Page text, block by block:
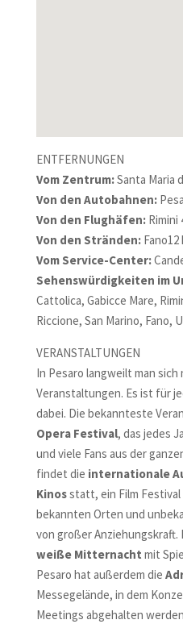
ENTFERNUNGEN
Vom Zentrum:Santa Maria
Von den Autobahnen:
Von den Flughäfen:Rimini
Von den Stränden: Fano12
Vom Service-Center:
Sehenswürdigkeiten im
Cattolica, Gabicce Mare,
Riccione, San Marino, Fano,
VERANSTALTUNGEN
In Pesaro langweilt man sich
Veranstaltungen. Es ist für
dabei. Die bekannteste
Opera Festival, das jedes
und viele Fans aus der
findet die internationale
Kinosstatt, ein Film Festival
bekannten Orten und
von großer
weiße Mitternacht mit
Pesaro hat außerdem die
Messegelände, in dem
Meetings abgehalten